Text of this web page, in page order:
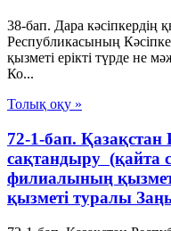
38-бап. Дара кәсiпкердің
Республикасының
қызметi ерiктi түрде не
Ко...
Толық оқу »
72-1-бап. Қазақстан
сақтандыру (қайта
филиалының
қызметі туралы